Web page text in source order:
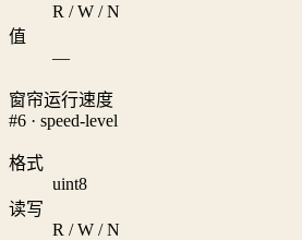
R / W / N
值
—
窗帘运行速度
#6 · speed-level
格式
uint8
读写
R / W / N